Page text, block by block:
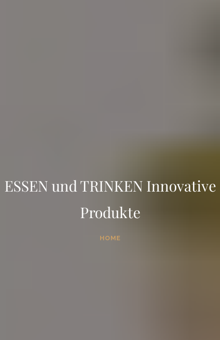
ESSEN und TRINKEN Innovative
Produkte
HOME